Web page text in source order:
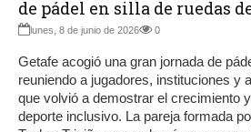
de pádel en silla de ruedas
lunes, 8 de junio de 2026 0
Getafe acogió una gran jornada de
reuniendo a jugadores, instituciones y
que volvió a demostrar el crecimiento
deporte inclusivo. La pareja formada